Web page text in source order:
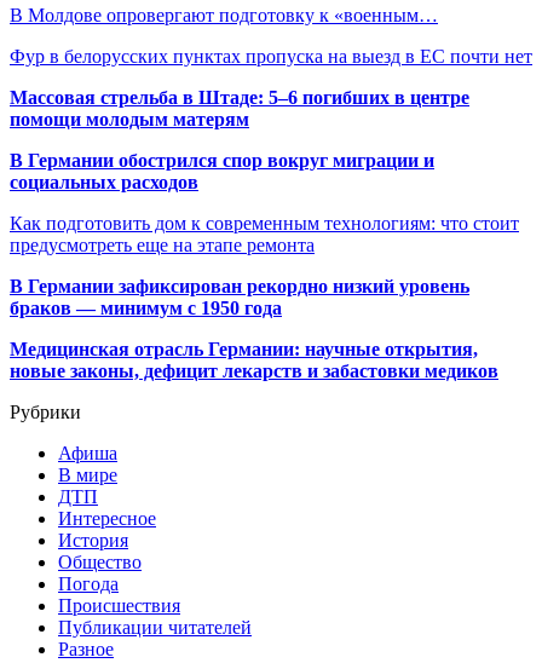
В Молдове опровергают подготовку к «военным…
Фур в белорусских пунктах пропуска на выезд в ЕС почти нет
Массовая стрельба в Штаде: 5–6 погибших в центре
помощи молодым матерям
В Германии обострился спор вокруг миграции и
социальных расходов
Как подготовить дом к современным технологиям: что стоит
предусмотреть еще на этапе ремонта
В Германии зафиксирован рекордно низкий уровень
браков — минимум с 1950 года
Медицинская отрасль Германии: научные открытия,
новые законы, дефицит лекарств и забастовки медиков
Рубрики
Афиша
В мире
ДТП
Интересное
История
Общество
Погода
Происшествия
Публикации читателей
Разное